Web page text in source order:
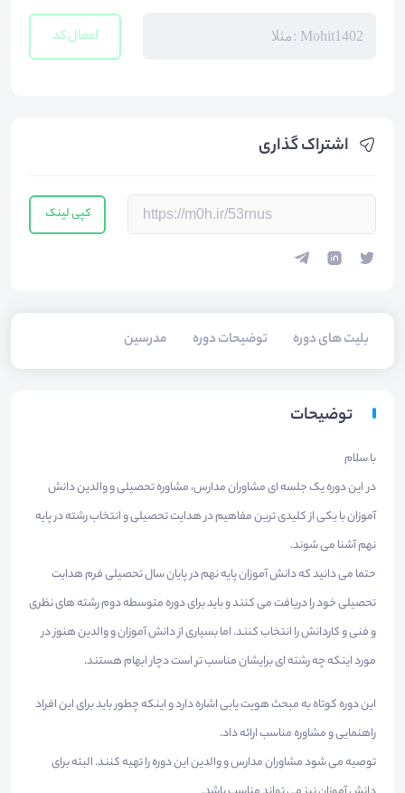
اشتراک گذاری
کپی لینک
بلیت های دوره توضیحات دوره مدرسین
اعمال کد
توضیحات
با سلام
در این دوره یک جلسه ای مشاوران مدارس، مشاوره تحصیلی و والدین دانش
آموزان با یکی از کلیدی ترین مفاهیم در هدایت تحصیلی و انتخاب رشته در پایه
نهم آشنا می شوند.
حتما می دانید که دانش آموزان پایه نهم در پایان سال تحصیلی فرم هدایت
تحصیلی خود را دریافت می کنند و باید برای دوره متوسطه دوم رشته های نظری
و فنی و کاردانش را انتخاب کنند. اما بسیاری از دانش آموزان و والدین هنوز در
مورد اینکه چه رشته ای برایشان مناسب تر است دچار ابهام هستند.
این دوره کوتاه به مبحث هویت یابی اشاره دارد و اینکه چطور باید برای این افراد
راهنمایی و مشاوره مناسب ارائه داد.
توصیه می شود مشاوران مدارس و والدین این دوره را تهیه کنند. البته برای